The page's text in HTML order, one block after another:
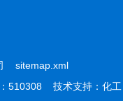
sitemap.xml
510308 技术支持： 化工